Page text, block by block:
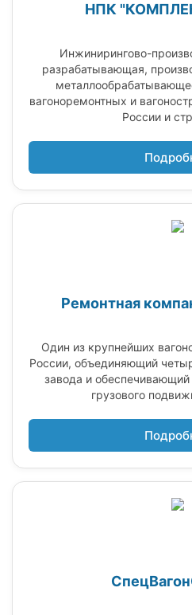
НПК
Инжинирингово-
разрабатывающая,
вагоноремонтных и
России и
Ремонтная
Один из крупнейших
России, объединяющий
завода и
грузового